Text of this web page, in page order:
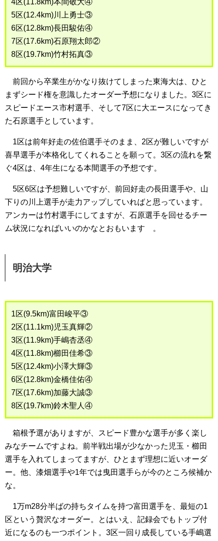
4区(11.8km)本間敬大④
5区(12.4km)川上勇士③
6区(12.8km)長田駿佑④
7区(17.6km)石原翔太郎②
8区(19.7km)竹村拓真③
前回から卒業生がかなり抜けてしまった東海大は、ひと
まずシード権を意識したオーダー予想になりました。3区に
スピードエース市村選手、そして7区に大エースになってき
た石原選手としています。
1区は前年好走の佐伯選手そのまま、2区が難しいですが
喜早選手が本格化してくれることを願って。3区の流れを繋
ぐ4区は、4年生になる本間選手の予想です。
5区6区は予想難しいですが、前回好走の長田選手や、山
下りの川上選手が走力アップしていればと思っています。
アンカーは竹村選手にしてますが、石原選手を回せるチー
ム状況になればいいのかなとおもいます 。
明治大学
1区(9.5km)富田峻平③
2区(11.1km)児玉真輝②
3区(11.9km)手嶋杏丞④
4区(11.8km)櫛田佳希③
5区(12.4km)小澤大輝③
6区(12.8km)金橋佳佑④
7区(17.6km)加藤大誠③
8区(19.7km)鈴木聖人④
箱根予選がありますが、スピード豊かな選手が多く楽し
みなチームですよね。前半戦出場が少なかった児玉・櫛田
選手を入れてしまってますが、ひとまず理想に近いオーダ
ー。他、漆畑選手や1年では曳田選手らが今のところ候補か
な。
1万m28分半ばの持ちタイムを持つ富田選手を、最短の1
区という贅沢なオーダー。とはいえ、記録会でもトップ付
近になるのも一つポイント。3区一回り成長している手嶋選